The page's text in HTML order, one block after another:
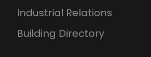
Industrial Relations
Building Directory